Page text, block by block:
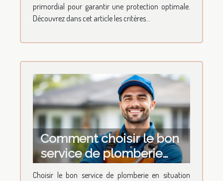
primordial pour garantir une protection optimale.
Découvrez dans cet article les critères...
Comment choisir le bon
service de plomberie
pour vos urgences ?
Choisir le bon service de plomberie en situation